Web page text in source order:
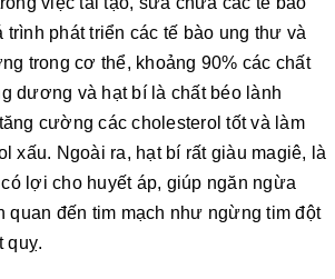
trình phát triển các tế bào ung thư và
trong cơ thể, khoảng 90% các chất
dương và hạt bí là chất béo lành
cường các cholesterol tốt và làm
xấu. Ngoài ra, hạt bí rất giàu magiê, là
lợi cho huyết áp, giúp ngăn ngừa
quan đến tim mạch như ngừng tim đột
quỵ.